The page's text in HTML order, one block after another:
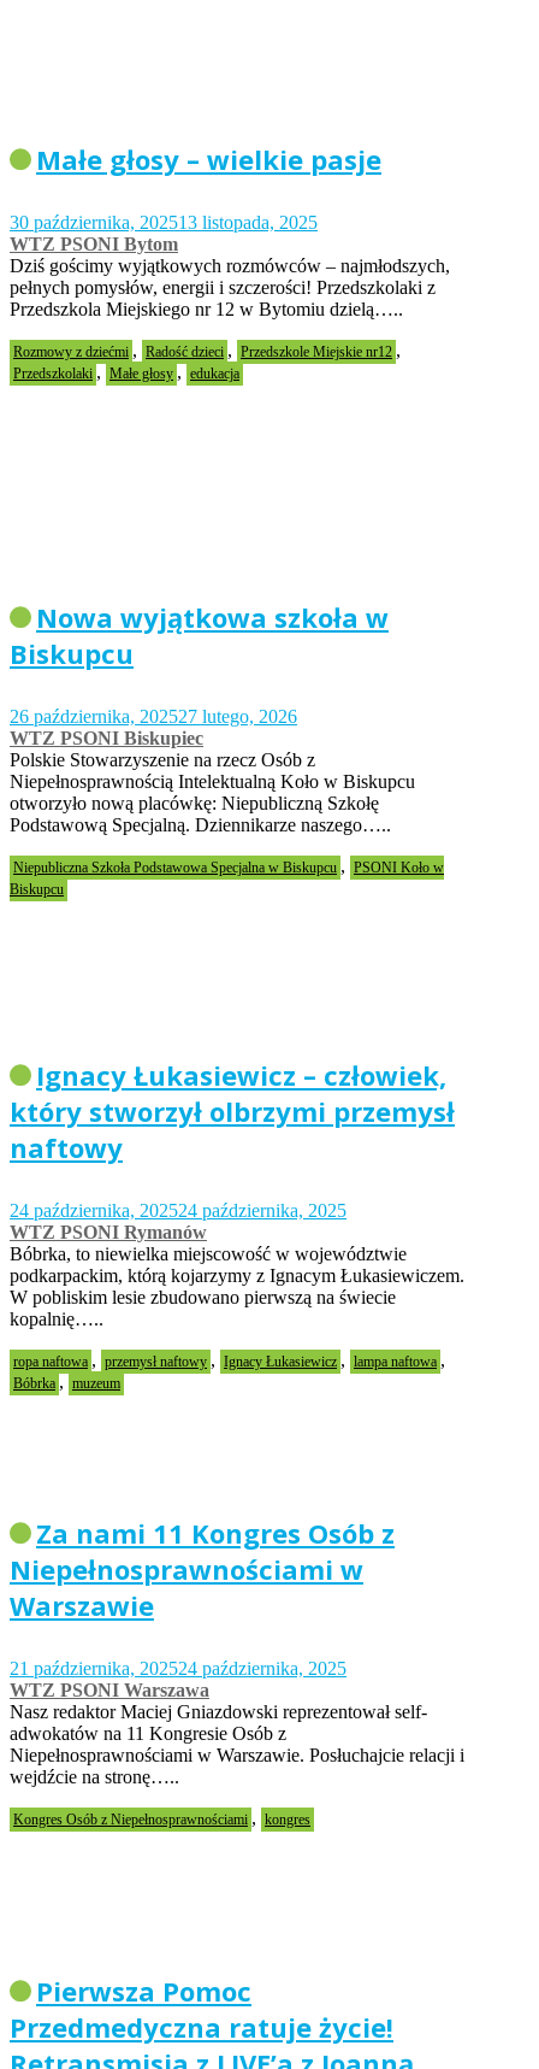
Małe głosy – wielkie pasje
30 października, 202513 listopada, 2025
WTZ PSONI Bytom
Dziś gościmy wyjątkowych rozmówców – najmłodszych,
pełnych pomysłów, energii i szczerości! Przedszkolaki z
Przedszkola Miejskiego nr 12 w Bytomiu dzielą…..
Rozmowy z dziećmi , Radość dzieci , Przedszkole Miejskie nr12 ,
Przedszkolaki , Małe głosy , edukacja
Nowa wyjątkowa szkoła w
Biskupcu
26 października, 202527 lutego, 2026
WTZ PSONI Biskupiec
Polskie Stowarzyszenie na rzecz Osób z
Niepełnosprawnością Intelektualną Koło w Biskupcu
otworzyło nową placówkę: Niepubliczną Szkołę
Podstawową Specjalną. Dziennikarze naszego…..
Niepubliczna Szkoła Podstawowa Specjalna w Biskupcu , PSONI Koło w
Biskupcu
Ignacy Łukasiewicz – człowiek,
który stworzył olbrzymi przemysł
naftowy
24 października, 202524 października, 2025
WTZ PSONI Rymanów
Bóbrka, to niewielka miejscowość w województwie
podkarpackim, którą kojarzymy z Ignacym Łukasiewiczem.
W pobliskim lesie zbudowano pierwszą na świecie
kopalnię…..
ropa naftowa , przemysł naftowy , Ignacy Łukasiewicz , lampa naftowa ,
Bóbrka , muzeum
Za nami 11 Kongres Osób z
Niepełnosprawnościami w
Warszawie
21 października, 202524 października, 2025
WTZ PSONI Warszawa
Nasz redaktor Maciej Gniazdowski reprezentował self-
adwokatów na 11 Kongresie Osób z
Niepełnosprawnościami w Warszawie. Posłuchajcie relacji i
wejdźcie na stronę…..
Kongres Osób z Niepełnosprawnościami , kongres
Pierwsza Pomoc
Przedmedyczna ratuje życie!